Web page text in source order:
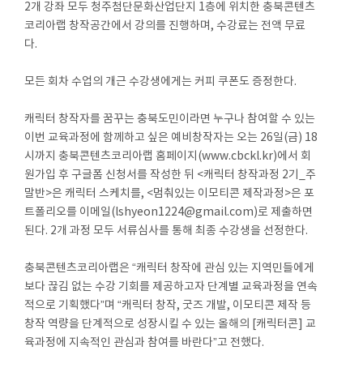
2개 강좌 모두 청주첨단문화산업단지 1층에 위치한 충북콘텐츠
코리아랩 창작공간에서 강의를 진행하며, 수강료는 전액 무료
다.
모든 회차 수업의 개근 수강생에게는 커피 쿠폰도 증정한다.
캐릭터 창작자를 꿈꾸는 충북도민이라면 누구나 참여할 수 있는
이번 교육과정에 함께하고 싶은 예비창작자는 오는 26일(금) 18
시까지 충북콘텐츠코리아랩 홈페이지(www.cbckl.kr)에서 회
원가입 후 구글폼 신청서를 작성한 뒤 <캐릭터 창작과정 2기_주
말반>은 캐릭터 스케치를, <멈춰있는 이모티콘 제작과정>은 포
트폴리오를 이메일(lshyeon1224@gmail.com)로 제출하면
된다. 2개 과정 모두 서류심사를 통해 최종 수강생을 선정한다.
충북콘텐츠코리아랩은 “캐릭터 창작에 관심 있는 지역민들에게
보다 끊김 없는 수강 기회를 제공하고자 단계별 교육과정을 연속
적으로 기획했다”며 “캐릭터 창작, 굿즈 개발, 이모티콘 제작 등
창작 역량을 단계적으로 성장시킬 수 있는 올해의 [캐릭터콘] 교
육과정에 지속적인 관심과 참여를 바란다”고 전했다.